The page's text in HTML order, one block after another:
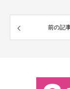
前の記